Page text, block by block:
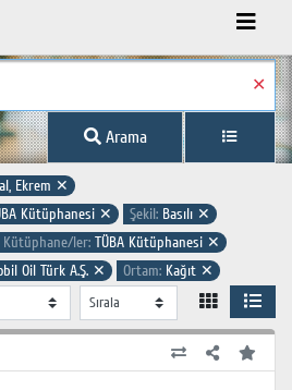
✕
Arama
Ekrem ✕
Kütüphanesi ✕ Şekil: Basılı ✕
ler: TÜBA Kütüphanesi ✕
Oil Türk A.Ş. ✕ Ortam: Kağıt ✕